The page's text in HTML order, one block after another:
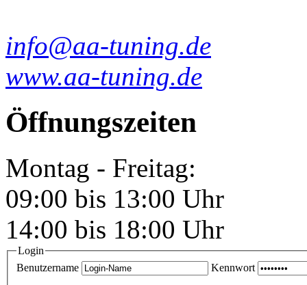
info@aa-tuning.de
www.aa-tuning.de
Öffnungszeiten
Montag - Freitag:
09:00 bis 13:00 Uhr
14:00 bis 18:00 Uhr
Login
Benutzername
Kennwort